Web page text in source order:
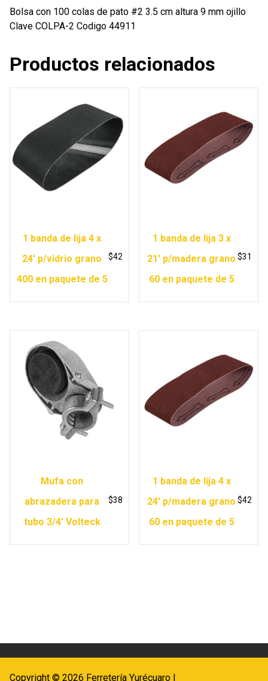
ojillo
cantidad
Bolsa con 100 colas de pato #2 3.5 cm altura 9 mm ojillo
Clave COLPA-2 Codigo 44911
Productos relacionados
1 banda de lija 4 x
24′ p/vidrio grano
400 en paquete de 5
$42
1 banda de lija 3 x
21′ p/madera grano
60 en paquete de 5
$31
Mufa con
abrazadera para
tubo 3/4′ Volteck
$38
1 banda de lija 4 x
24′ p/madera grano
60 en paquete de 5
$42
Copyright © 2026 Ferretería Yurécuaro |